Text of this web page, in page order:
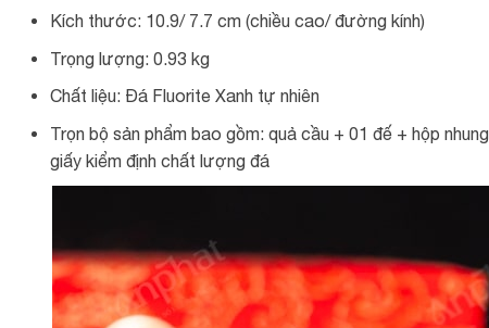
Kích thước: 10.9/ 7.7 cm (chiều cao/ đường kính)
Trọng lượng: 0.93 kg
Chất liệu: Đá Fluorite Xanh tự nhiên
Trọn bộ sản phẩm bao gồm: quả cầu + 01 đế + hộp
giấy kiểm định chất lượng đá